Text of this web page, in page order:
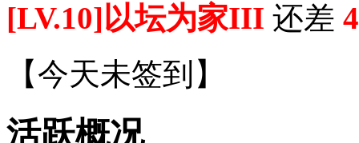
[LV.10]以坛为家III 还差
【今天未签到 】
活跃概况